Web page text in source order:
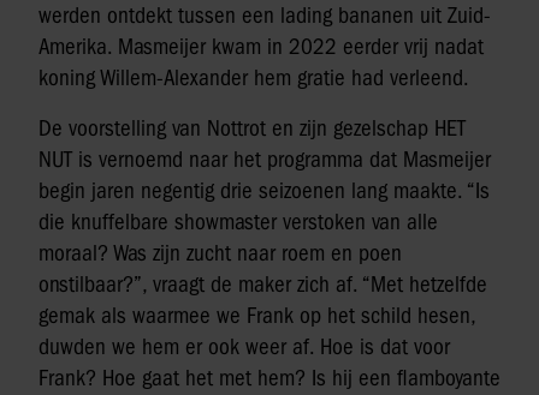
werden ontdekt tussen een lading bananen uit Zuid-
Amerika. Masmeijer kwam in 2022 eerder vrij nadat
koning Willem-Alexander hem gratie had verleend.
De voorstelling van Nottrot en zijn gezelschap HET
NUT is vernoemd naar het programma dat Masmeijer
begin jaren negentig drie seizoenen lang maakte. “Is
die knuffelbare showmaster verstoken van alle
moraal? Was zijn zucht naar roem en poen
onstilbaar?”, vraagt de maker zich af. “Met hetzelfde
gemak als waarmee we Frank op het schild hesen,
duwden we hem er ook weer af. Hoe is dat voor
Frank? Hoe gaat het met hem? Is hij een flamboyante